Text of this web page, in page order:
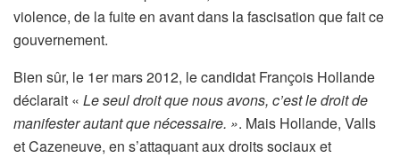
violence, de la fuite en avant dans la fascisation que fait ce
gouvernement.
Bien sûr, le 1er mars 2012, le candidat François Hollande
déclarait « Le seul droit que nous avons, c’est le droit de
manifester autant que nécessaire. ». Mais Hollande, Valls
et Cazeneuve, en s’attaquant aux droits sociaux et